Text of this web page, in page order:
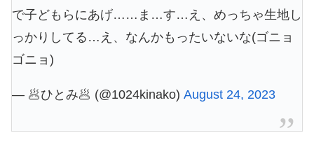
で子どもらにあげ……ま…す…え、めっちゃ生地し
っかりしてる…え、なんかもったいないな(ゴニョ
ゴニョ)
— 🥟ひとみ🥟 (@1024kinako) August 24, 2023